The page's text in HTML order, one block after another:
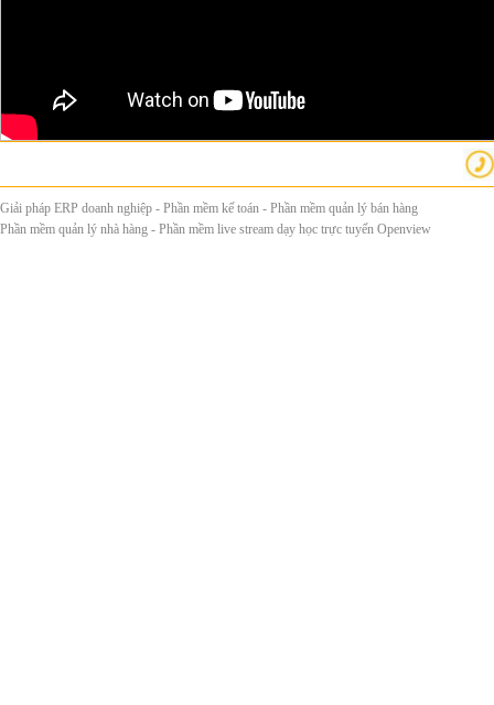
Giải pháp ERP doanh nghiệp - Phần mềm kế toán - Phần mềm quản lý bán hàng
Phần mềm quản lý nhà hàng - Phần mềm live stream dạy học trực tuyến Openview